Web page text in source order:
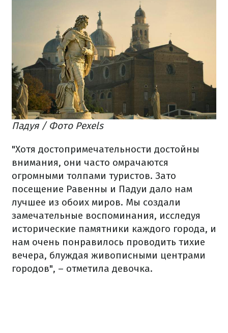
Падуя / Фото Pexels
"Хотя достопримечательности достойны
внимания, они часто омрачаются
огромными толпами туристов. Зато
посещение Равенны и Падуи дало нам
лучшее из обоих миров. Мы создали
замечательные воспоминания, исследуя
исторические памятники каждого города, и
нам очень понравилось проводить тихие
вечера, блуждая живописными центрами
городов", – отметила девочка.